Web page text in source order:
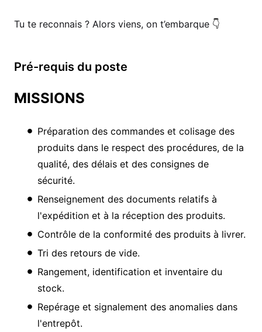
Tu te reconnais ? Alors viens, on t’embarque 👇
Pré-requis du poste
MISSIONS
Préparation des commandes et colisage des
produits dans le respect des procédures, de la
qualité, des délais et des consignes de
sécurité.
Renseignement des documents relatifs à
l'expédition et à la réception des produits.
Contrôle de la conformité des produits à livrer.
Tri des retours de vide.
Rangement, identification et inventaire du
stock.
Repérage et signalement des anomalies dans
l'entrepôt.